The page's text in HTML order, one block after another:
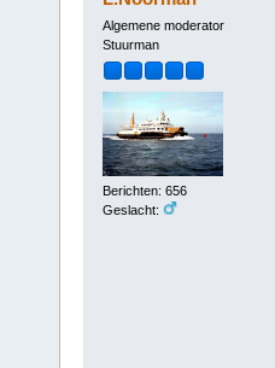
Algemene moderator
Stuurman
Berichten: 656
Geslacht: